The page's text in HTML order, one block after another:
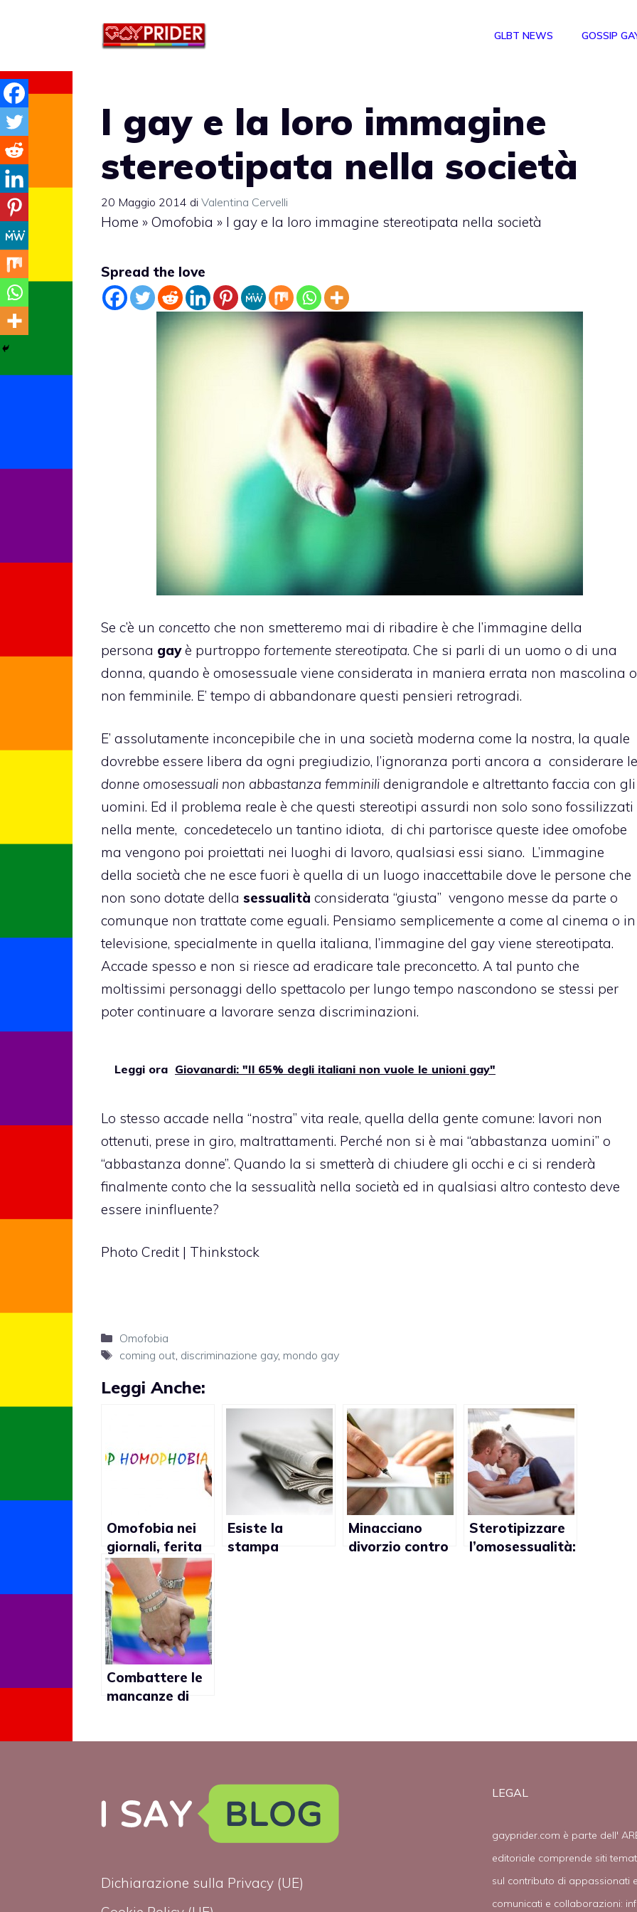
GLBT NEWS GOSSIP
I gay e la loro immagine
stereotipata nella società
20 Maggio 2014 di Valentina Cervelli
Home » Omofobia » I gay e la loro immagine stereotipata nella società
Spread the love
Se c’è un concetto che non smetteremo mai di ribadire è che l’immagine della
persona gayè purtroppo fortemente stereotipata. Che si parli di un uomo o di una
donna, quando è omosessuale viene considerata in maniera errata non mascolina o
non femminile. E’ tempo di abbandonare questi pensieri retrogradi.
E’ assolutamente inconcepibile che in una società moderna come la nostra, la quale
dovrebbe essere libera da ogni pregiudizio, l’ignoranza porti ancora a considerare le
donne omosessuali non abbastanza femminili denigrandole e altrettanto faccia con gli
uomini. Ed il problema reale è che questi stereotipi assurdi non solo sono fossilizzati
nella mente, concedetecelo un tantino idiota, di chi partorisce queste idee omofobe
ma vengono poi proiettati nei luoghi di lavoro, qualsiasi essi siano. L’immagine
della società che ne esce fuori è quella di un luogo inaccettabile dove le persone che
non sono dotate della sessualità considerata “giusta” vengono messe da parte o
comunque non trattate come eguali. Pensiamo semplicemente a come al cinema o in
televisione, specialmente in quella italiana, l’immagine del gay viene stereotipata.
Accade spesso e non si riesce ad eradicare tale preconcetto. A tal punto che
moltissimi personaggi dello spettacolo per lungo tempo nascondono se stessi per
poter continuare a lavorare senza discriminazioni.
Leggi ora Giovanardi: "Il 65% degli italiani non vuole le unioni gay"
Lo stesso accade nella “nostra” vita reale, quella della gente comune: lavori non
ottenuti, prese in giro, maltrattamenti. Perché non si è mai “abbastanza uomini” o
“abbastanza donne”. Quando la si smetterà di chiudere gli occhi e ci si renderà
finalmente conto che la sessualità nella società ed in qualsiasi altro contesto deve
essere ininfluente?
Photo Credit | Thinkstock
Categorie
Omofobia
Tag
coming out, discriminazione gay, mondo gay
Leggi Anche:
Omofobia nei
giornali, ferita
tutta italiana
Esiste la
stampa
Minacciano
divorzio contro
Sterotipizzare
l’omosessualità:
Combattere le
mancanze di
Dichiarazione sulla Privacy (UE)
LEGAL
gayprider.com è parte dell'
editoriale comprende siti
sul contributo di appassionati
comunicati e collaborazioni: